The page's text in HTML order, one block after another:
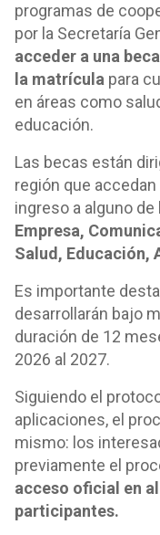
programas de
por la Secretaría
acceder a una
la matrícula para
en áreas como
educación.
Las becas están
región que
ingreso a alguno
Empresa,
Salud, Educación,
Es importante
desarrollarán bajo
duración de 12
2026 al 2027.
Siguiendo el
aplicaciones, el
mismo: los
previamente el
acceso oficial en
participantes.